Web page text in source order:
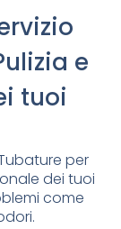
e
tuoi
per
dei tuoi
come